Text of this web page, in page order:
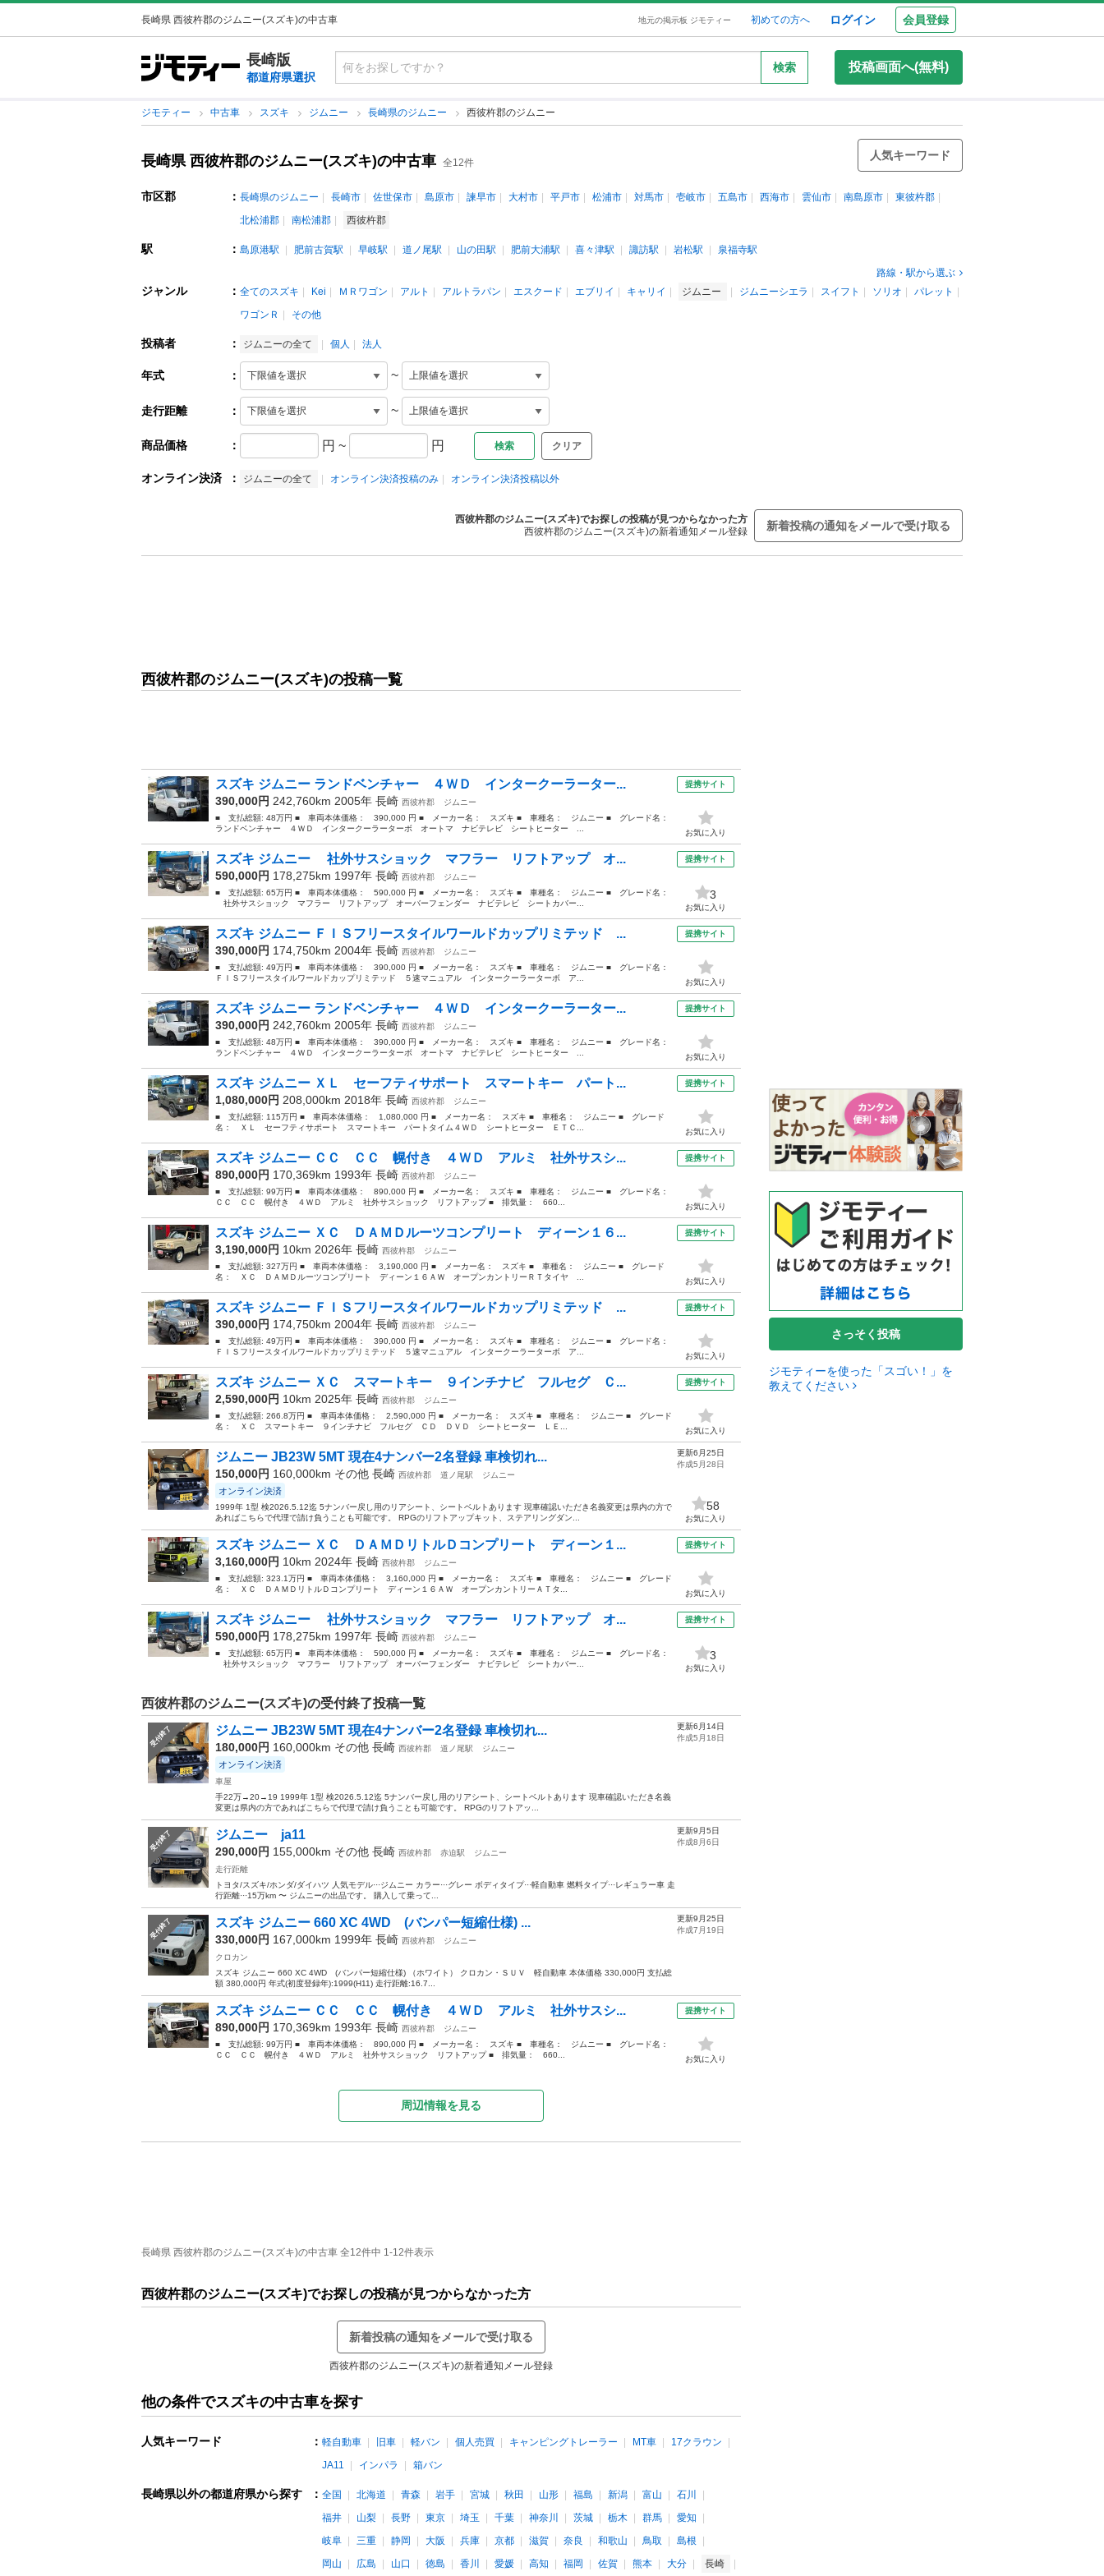
長崎県 西彼杵郡のジムニー(スズキ)の中古車 地元の掲示板 ジモティー 初めての方へ ログイン 会員登録
長崎版
都道府県選択
検索 投稿画面へ(無料)
ジモティー 中古車 スズキ ジムニー 長崎県のジムニー 西彼杵郡のジムニー
長崎県 西彼杵郡のジムニー(スズキ)の中古車 全12件
人気キーワード
市区郡 ： 長崎県のジムニー 長崎市 佐世保市 島原市 諫早市 大村市 平戸市 松浦市 対馬市 壱岐市 五島市 西海市 雲仙市 南島原市
東彼杵郡
北松浦郡
南松浦郡 西彼杵郡
駅 ： 島原港駅 肥前古賀駅 早岐駅 道ノ尾駅 山の田駅 肥前大浦駅 喜々津駅 諏訪駅 岩松駅
泉福寺駅
路線・駅から選ぶ
ジャンル ： 全てのスズキ Kei ＭＲワゴン アルト アルトラパン エスクード エブリイ キャリイ ジムニー ジムニーシエラ スイフト ソリオ
パレット
ワゴンＲ
その他
投稿者 ： ジムニーの全て 個人 法人
年式 ： ~
走行距離 ： ~
商品価格 ： 円 ~ 円 クリア
オンライン決済 ： ジムニーの全て オンライン決済投稿のみ オンライン決済投稿以外
西彼杵郡のジムニー(スズキ)でお探しの投稿が見つからなかった方
西彼杵郡のジムニー(スズキ)の新着通知メール登録
新着投稿の通知をメールで受け取る
西彼杵郡のジムニー(スズキ)の投稿一覧
スズキ ジムニー ランドベンチャー ４ＷＤ インタークーラーター...
390,000円 242,760km 2005年 長崎 西彼杵郡
ジムニー
■ 支払総額: 48万円 ■ 車両本体価格： 390,000 円 ■ メーカー名： スズキ ■ 車種名： ジムニー ■ グレード名：
ランドベンチャー ４ＷＤ インタークーラーターボ オートマ ナビテレビ シートヒーター ...
提携サイト
お気に入り
スズキ ジムニー 社外サスショック マフラー リフトアップ オ...
590,000円 178,275km 1997年 長崎 西彼杵郡
ジムニー
■ 支払総額: 65万円 ■ 車両本体価格： 590,000 円 ■ メーカー名： スズキ ■ 車種名： ジムニー ■ グレード名：
社外サスショック マフラー リフトアップ オーバーフェンダー ナビテレビ シートカバー...
提携サイト
3
お気に入り
スズキ ジムニー ＦＩＳフリースタイルワールドカップリミテッド ...
390,000円 174,750km 2004年 長崎 西彼杵郡
ジムニー
■ 支払総額: 49万円 ■ 車両本体価格： 390,000 円 ■ メーカー名： スズキ ■ 車種名： ジムニー ■ グレード名：
ＦＩＳフリースタイルワールドカップリミテッド ５速マニュアル インタークーラーターボ ア...
提携サイト
お気に入り
スズキ ジムニー ランドベンチャー ４ＷＤ インタークーラーター...
390,000円 242,760km 2005年 長崎 西彼杵郡
ジムニー
■ 支払総額: 48万円 ■ 車両本体価格： 390,000 円 ■ メーカー名： スズキ ■ 車種名： ジムニー ■ グレード名：
ランドベンチャー ４ＷＤ インタークーラーターボ オートマ ナビテレビ シートヒーター ...
提携サイト
お気に入り
スズキ ジムニー ＸＬ セーフティサポート スマートキー パート...
1,080,000円 208,000km 2018年 長崎 西彼杵郡
ジムニー
■ 支払総額: 115万円 ■ 車両本体価格： 1,080,000 円 ■ メーカー名： スズキ ■ 車種名： ジムニー ■ グレード
名： ＸＬ セーフティサポート スマートキー パートタイム４ＷＤ シートヒーター ＥＴＣ...
提携サイト
お気に入り
スズキ ジムニー ＣＣ ＣＣ 幌付き ４ＷＤ アルミ 社外サスシ...
890,000円 170,369km 1993年 長崎 西彼杵郡
ジムニー
■ 支払総額: 99万円 ■ 車両本体価格： 890,000 円 ■ メーカー名： スズキ ■ 車種名： ジムニー ■ グレード名：
ＣＣ ＣＣ 幌付き ４ＷＤ アルミ 社外サスショック リフトアップ ■ 排気量： 660...
提携サイト
お気に入り
スズキ ジムニー ＸＣ ＤＡＭＤルーツコンプリート ディーン１６...
3,190,000円 10km 2026年 長崎 西彼杵郡
ジムニー
■ 支払総額: 327万円 ■ 車両本体価格： 3,190,000 円 ■ メーカー名： スズキ ■ 車種名： ジムニー ■ グレード
名： ＸＣ ＤＡＭＤルーツコンプリート ディーン１６ＡＷ オープンカントリーＲＴタイヤ ...
提携サイト
お気に入り
スズキ ジムニー ＦＩＳフリースタイルワールドカップリミテッド ...
390,000円 174,750km 2004年 長崎 西彼杵郡
ジムニー
■ 支払総額: 49万円 ■ 車両本体価格： 390,000 円 ■ メーカー名： スズキ ■ 車種名： ジムニー ■ グレード名：
ＦＩＳフリースタイルワールドカップリミテッド ５速マニュアル インタークーラーターボ ア...
提携サイト
お気に入り
スズキ ジムニー ＸＣ スマートキー ９インチナビ フルセグ Ｃ...
2,590,000円 10km 2025年 長崎 西彼杵郡
ジムニー
■ 支払総額: 266.8万円 ■ 車両本体価格： 2,590,000 円 ■ メーカー名： スズキ ■ 車種名： ジムニー ■ グレード
名： ＸＣ スマートキー ９インチナビ フルセグ ＣＤ ＤＶＤ シートヒーター ＬＥ...
提携サイト
お気に入り
ジムニー JB23W 5MT 現在4ナンバー2名登録 車検切れ...
150,000円 160,000km その他 長崎 西彼杵郡 道ノ尾駅 ジムニー
オンライン決済
1999年 1型 検2026.5.12迄 5ナンバー戻し用のリアシート、シートベルトあります 現車確認いただき名義変更は県内の方で
あればこちらで代理で請け負うことも可能です。 RPGのリフトアップキット、ステアリングダン...
更新6月25日
作成5月28日
58
お気に入り
スズキ ジムニー ＸＣ ＤＡＭＤリトルＤコンプリート ディーン１...
3,160,000円 10km 2024年 長崎 西彼杵郡
ジムニー
■ 支払総額: 323.1万円 ■ 車両本体価格： 3,160,000 円 ■ メーカー名： スズキ ■ 車種名： ジムニー ■ グレード
名： ＸＣ ＤＡＭＤリトルＤコンプリート ディーン１６ＡＷ オープンカントリーＡＴタ...
提携サイト
お気に入り
スズキ ジムニー 社外サスショック マフラー リフトアップ オ...
590,000円 178,275km 1997年 長崎 西彼杵郡
ジムニー
■ 支払総額: 65万円 ■ 車両本体価格： 590,000 円 ■ メーカー名： スズキ ■ 車種名： ジムニー ■ グレード名：
社外サスショック マフラー リフトアップ オーバーフェンダー ナビテレビ シートカバー...
提携サイト
3
お気に入り
西彼杵郡のジムニー(スズキ)の受付終了投稿一覧
受付終了 ジムニー JB23W 5MT 現在4ナンバー2名登録 車検切れ...
180,000円 160,000km その他 長崎 西彼杵郡 道ノ尾駅 ジムニー
オンライン決済
車屋
手22万→20→19 1999年 1型 検2026.5.12迄 5ナンバー戻し用のリアシート、シートベルトあります 現車確認いただき名義
変更は県内の方であればこちらで代理で請け負うことも可能です。 RPGのリフトアッ...
更新6月14日
作成5月18日
受付終了 ジムニー ja11
290,000円 155,000km その他 長崎 西彼杵郡 赤迫駅
ジムニー
走行距離
トヨタ/スズキ/ホンダ/ダイハツ 人気モデル···ジムニー カラー···グレー ボディタイプ···軽自動車 燃料タイプ···レギュラー車 走
行距離···15万km 〜 ジムニーの出品です。 購入して乗って...
更新9月5日
作成8月6日
受付終了 スズキ ジムニー 660 XC 4WD (バンパー短縮仕様) ...
330,000円 167,000km 1999年 長崎 西彼杵郡
ジムニー
クロカン
スズキ ジムニー 660 XC 4WD (バンパー短縮仕様) （ホワイト） クロカン・ＳＵＶ 軽自動車 本体価格 330,000円 支払総
額 380,000円 年式(初度登録年):1999(H11) 走行距離:16.7...
更新9月25日
作成7月19日
スズキ ジムニー ＣＣ ＣＣ 幌付き ４ＷＤ アルミ 社外サスシ...
890,000円 170,369km 1993年 長崎 西彼杵郡
ジムニー
■ 支払総額: 99万円 ■ 車両本体価格： 890,000 円 ■ メーカー名： スズキ ■ 車種名： ジムニー ■ グレード名：
ＣＣ ＣＣ 幌付き ４ＷＤ アルミ 社外サスショック リフトアップ ■ 排気量： 660...
提携サイト
お気に入り
周辺情報を見る
長崎県 西彼杵郡のジムニー(スズキ)の中古車 全12件中 1-12件表示
西彼杵郡のジムニー(スズキ)でお探しの投稿が見つからなかった方
新着投稿の通知をメールで受け取る
西彼杵郡のジムニー(スズキ)の新着通知メール登録
他の条件でスズキの中古車を探す
人気キーワード ： 軽自動車 旧車 軽バン 個人売買 キャンピングトレーラー MT車
17クラウン
JA11
インパラ 箱バン
長崎県以外の都道府県から探す ： 全国 北海道 青森 岩手 宮城 秋田 山形 福島 新潟 富山
石川
福井
山梨 長野 東京 埼玉 千葉 神奈川 茨城 栃木 群馬
愛知
岐阜
三重 静岡 大阪 兵庫 京都 滋賀 奈良 和歌山 鳥取
島根
岡山
広島 山口 徳島 香川 愛媛 高知 福岡 佐賀 熊本 大分 長崎
さっそく投稿
ジモティーを使った「スゴい！」を
教えてください